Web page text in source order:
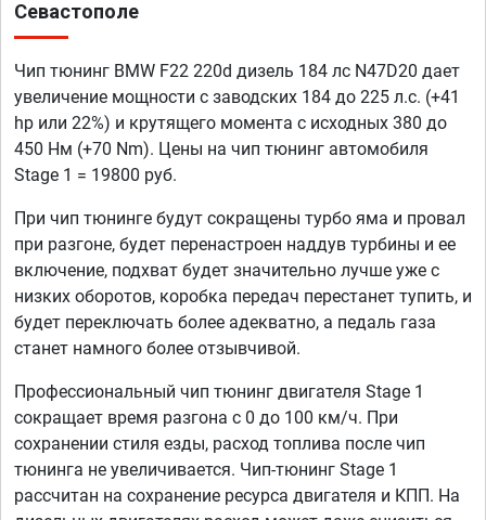
Севастополе
Чип тюнинг BMW F22 220d дизель 184 лс N47D20 дает
увеличение мощности с заводских 184 до 225 л.с. (+41
hp или 22%) и крутящего момента с исходных 380 до
450 Нм (+70 Nm). Цены на чип тюнинг автомобиля
Stage 1 = 19800 руб.
При чип тюнинге будут сокращены турбо яма и провал
при разгоне, будет перенастроен наддув турбины и ее
включение, подхват будет значительно лучше уже с
низких оборотов, коробка передач перестанет тупить, и
будет переключать более адекватно, а педаль газа
станет намного более отзывчивой.
Профессиональный чип тюнинг двигателя Stage 1
сокращает время разгона с 0 до 100 км/ч. При
сохранении стиля езды, расход топлива после чип
тюнинга не увеличивается. Чип-тюнинг Stage 1
рассчитан на сохранение ресурса двигателя и КПП. На